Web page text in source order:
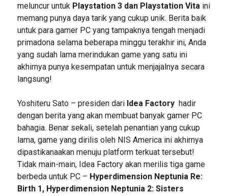
meluncur untukPlaystation 3 dan Playstation Vitaini
memang punya daya tarik yang cukup unik. Berita baik
untuk para gamer PC yang tampaknya tengah menjadi
primadona selama beberapa minggu terakhir ini, Anda
yang sudah lama merindukan game yang satu ini
akhirnya punya kesempatan untuk menjajalnya secara
langsung!
Yoshiteru Sato – presiden dari Idea Factoryhadir
dengan berita yang akan membuat banyak gamer PC
bahagia. Benar sekali, setelah penantian yang cukup
lama, game yang dirilis oleh NIS America ini akhirnya
dipastikanaakan menuju platform terkuat tersebut!
Tidak main-main, Idea Factory akan merilis tiga game
berbeda untuk PC – Hyperdimension Neptunia Re:
Birth 1, Hyperdimension Neptunia 2: Sisters